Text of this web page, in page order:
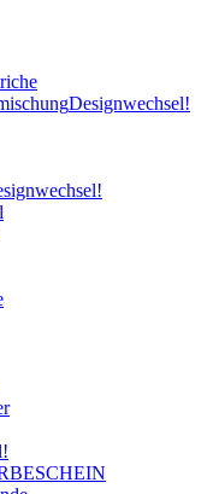
Designwechsel!